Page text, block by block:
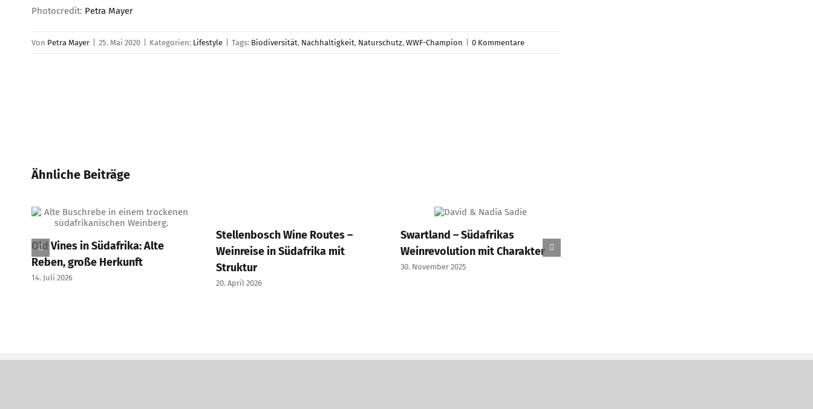
Photocredit: Petra Mayer
Von Petra Mayer 25. Mai 2020 Kategorien: Lifestyle Tags: Biodiversität, Nachhaltigkeit, Naturschutz, WWF-Champion 0 Kommentare
Ähnliche Beiträge
Old Vines in Südafrika: Alte
Reben, große Herkunft
14. Juli 2026
Stellenbosch Wine Routes –
Weinreise in Südafrika mit
Struktur
20. April 2026
Swartland – Südafrikas
Weinrevolution mit Charakter
30. November 2025